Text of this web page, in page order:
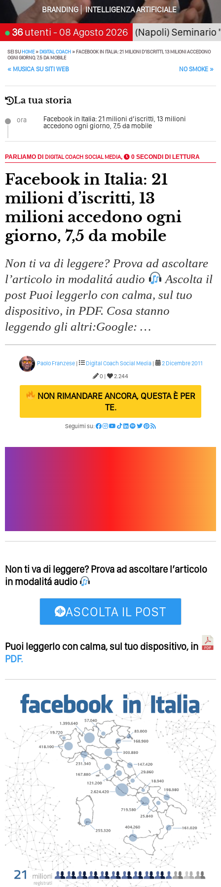
Della Motivazione…
Quando L’amore Diventa Speranza: Il Quarto Memorial
Carmine Franzese
Come Scrivere Un Articolo Per Il Blog? Uno Che
Cos’è La Search Generative Experience (SGE)? Il Declino
Algoritmi Predittivi
Quale Sarà Il Futuro Della Tua Azienda? Lo Decidi
Adesso Con I Social Media, L’AI E I Contenuti…
Perché Pubblicare Non Basta Più? Contenuti Di Valore O
Solo Rumore…
Perché Non Guadagni Sui Social Media? Probabilmente
Tutto Peggiorerà
Quali Sono Gli Errori Della Comunicazione Politica? Il
Caso Delle Braccia Incrociate
Come Promuoversi Nel Wedding? Il Mio Intervento Per
L’Accademia Del Wedding
BRANDING
INTELLIGENZA ARTIFICIALE
36utenti - 08 Agosto 2026
San Giorgio a Cremano (Napoli) Seminario
SEI SUHOME»DIGITAL COACH»FACEBOOK IN ITALIA: 21 MILIONI D’ISCRITTI, 13 MILIONI ACCEDONO
OGNI GIORNO, 7,5 DA MOBILE
POST NAVIGATION
« MUSICA SU SITI WEB NO SMOKE »
La tua storia
ora
Facebook in Italia: 21 milioni d’iscritti, 13 milioni
accedono ogni giorno, 7,5 da mobile
PARLIAMO DI DIGITAL COACH SOCIAL MEDIA, 0 SECONDI DI LETTURA
Facebook in Italia: 21
milioni d’iscritti, 13
milioni accedono ogni
giorno, 7,5 da mobile
Non ti va di leggere? Prova ad ascoltare
l’articolo in modalitá audio
Ascolta il
post Puoi leggerlo con calma, sul tuo
dispositivo, in PDF. Cosa stanno
leggendo gli altri:Google: …
Paolo Franzese | Digital Coach Social Media |
2 Dicembre 2011
0 |
2.244
NON RIMANDARE ANCORA, QUESTA È PER
TE.
Seguimi su:
Non ti va di leggere? Prova ad ascoltare l’articolo
in modalitá audio
ASCOLTA IL POST
Puoi leggerlo con calma, sul tuo dispositivo, in
PDF.